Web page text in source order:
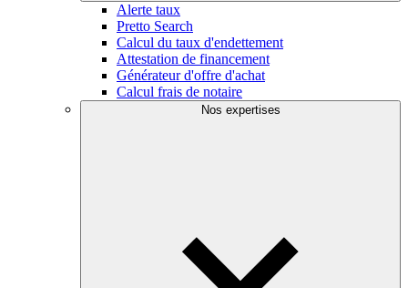
Alerte taux
Pretto Search
Calcul du taux d'endettement
Attestation de financement
Générateur d'offre d'achat
Calcul frais de notaire
Nos expertises